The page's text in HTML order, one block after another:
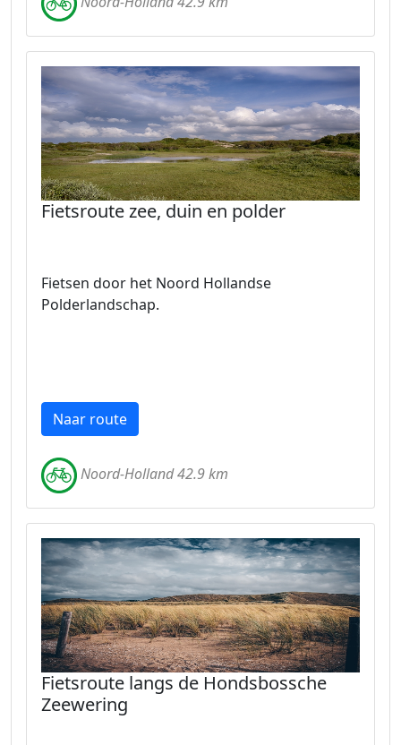
Fietsroute zee, duin en polder
Fietsen door het Noord Hollandse
Polderlandschap.
Naar route
Noord-Holland 42.9 km
Fietsroute langs de Hondsbossche
Zeewering